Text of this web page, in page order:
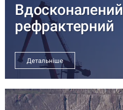
Вдосконалений
рефрактерний
Детальніше